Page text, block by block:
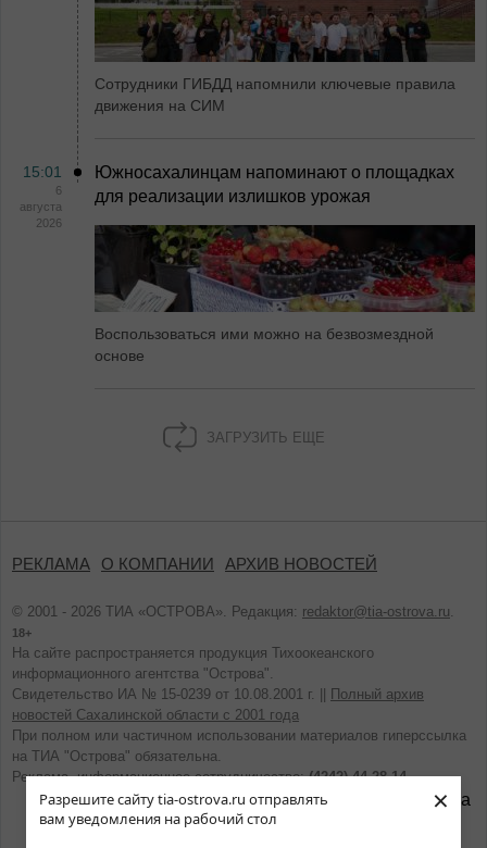
Разрешите сайту tia-ostrova.ru отправлять
вам уведомления на рабочий стол
×
Сотрудники ГИБДД напомнили ключевые правила
движения на СИМ
15:01
6
августа
2026
Южносахалинцам напоминают о площадках
для реализации излишков урожая
Воспользоваться ими можно на безвозмездной
основе
ЗАГРУЗИТЬ ЕЩЕ
РЕКЛАМА О КОМПАНИИ АРХИВ НОВОСТЕЙ
© 2001 - 2026 ТИА «ОСТРОВА». Редакция: redaktor@tia-ostrova.ru.
18+
На сайте распространяется продукция Тихоокеанского
информационного агентства "Острова".
Свидетельство ИА № 15-0239 от 10.08.2001 г. ||
Полный архив
новостей Сахалинской области с 2001 года
При полном или частичном использовании материалов гиперссылка
на ТИА "Острова" обязательна.
Реклама, информационное сотрудничество:(4242) 44-28-14.